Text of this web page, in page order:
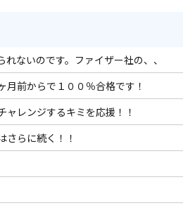
ないのです。ファイザー社の、、
月前からで１００％合格です！
ャレンジするキミを応援！！
さらに続く！！